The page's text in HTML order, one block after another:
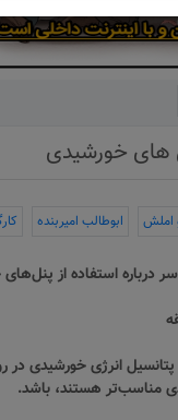
های خورشیدی
املش ابوطالب امیربنده
درباره استفاده از
انرژی خورشیدی
مناسب‌تر هستند، باشد.